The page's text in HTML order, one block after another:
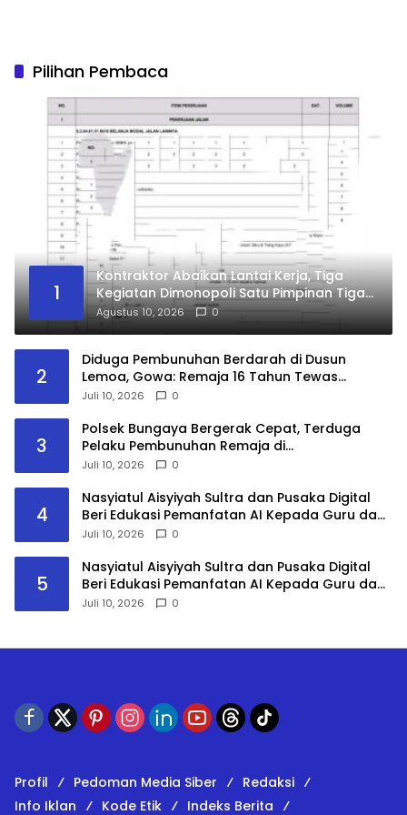
Pilihan Pembaca
1
Kontraktor Abaikan Lantai Kerja, Tiga
Kegiatan Dimonopoli Satu Pimpinan Tiga
Perusahaan, Kasudin PUPR Jakut Siap-
Siap Diperiksa APH
Agustus 10, 2026 0
2
Diduga Pembunuhan Berdarah di Dusun
Lemoa, Gowa: Remaja 16 Tahun Tewas
dengan Dua Luka, Pelaku Masih Diburu Polisi
Juli 10, 2026 0
3
Polsek Bungaya Bergerak Cepat, Terduga
Pelaku Pembunuhan Remaja di
Bontolempangan Diamankan Kurang dari 24
Juli 10, 2026 0
4
Nasyiatul Aisyiyah Sultra dan Pusaka Digital
Beri Edukasi Pemanfatan AI Kepada Guru dan
Mahasiswa PPG
Juli 10, 2026 0
5
Nasyiatul Aisyiyah Sultra dan Pusaka Digital
Beri Edukasi Pemanfatan AI Kepada Guru dan
Mahasiswa PPG
Juli 10, 2026 0
Profil Pedoman Media Siber
Redaksi
Info Iklan
Kode Etik Indeks Berita